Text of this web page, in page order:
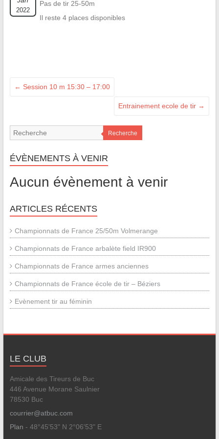
2022
Pas de tir 25-50m
Il reste 4 places disponibles
← Session 10 m 15:30 – 17:00
Entrainement ecole de tir →
Recherche
ÉVÈNEMENTS À VENIR
Aucun évènement à venir
ARTICLES RÉCENTS
Championnats de France 25/50m Volmerange
Championnats de France arbalète field IR900
Championnats de France armes anciennes
Championnats de France école de tir – Béziers
Evènement tir au féminin
LE CLUB
Amicale des Tireurs de Buc
446 Avenue Morane Saulnier
78530 Buc
courrier@atbuc.com
Plan - 48°45'53" N 2°06'53" E